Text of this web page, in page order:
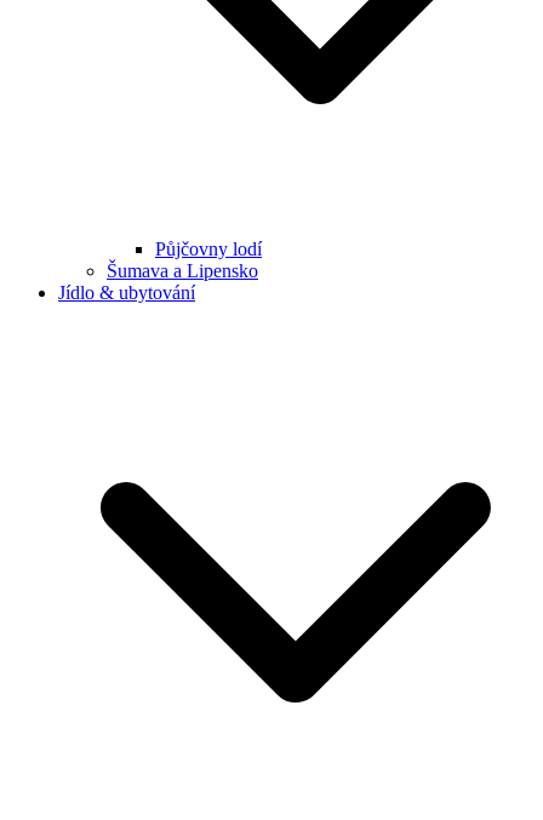
Půjčovny lodí
Šumava a Lipensko
Jídlo & ubytování